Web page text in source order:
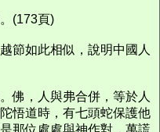
(173頁)
節如此相似，說明中國人
佛，人與弗合併，等於人
悟道時，有七頭蛇保護他
那位處處與神作對，萬謊